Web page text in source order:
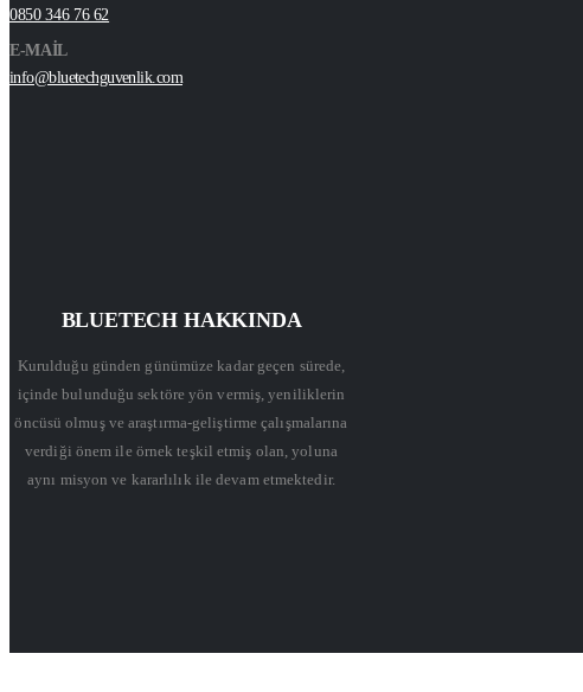
0850 346 76 62
E-MAİL
info@bluetechguvenlik.com
BLUETECH HAKKINDA
Kurulduğu günden günümüze kadar geçen sürede,
içinde bulunduğu sektöre yön vermiş, yeniliklerin
öncüsü olmuş ve araştırma-geliştirme çalışmalarına
verdiği önem ile örnek teşkil etmiş olan, yoluna
aynı misyon ve kararlılık ile devam etmektedir.